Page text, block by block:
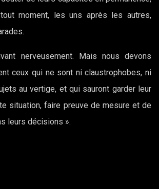
moment, les uns après les autres,
nerveusement. Mais nous devons
ceux qui ne sont ni claustrophobes, ni
au vertige, et qui sauront garder leur
situation, faire preuve de mesure et de
leurs décisions ».